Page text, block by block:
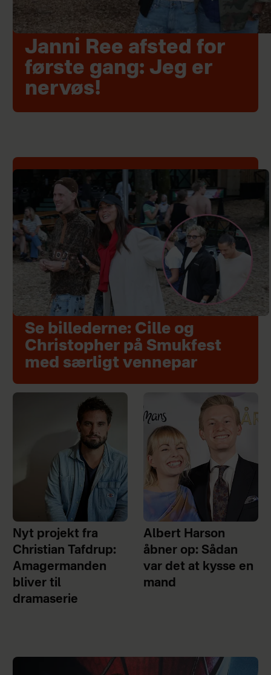
Janni Ree afsted for
første gang: Jeg er
nervøs!
Se billederne: Cille og
Christopher på Smukfest
med særligt vennepar
Nyt projekt fra
Christian Tafdrup:
Amagermanden
bliver til
dramaserie
Albert Harson
åbner op: Sådan
var det at kysse en
mand